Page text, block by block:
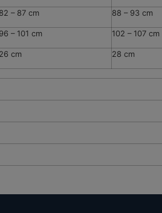
82 – 87 cm 88 – 93 cm
96 – 101 cm 102 – 107 cm
26 cm 28 cm